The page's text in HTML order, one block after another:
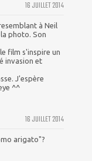
16 JUILLET 2014
à Neil
photo. Son
film s'inspire un
invasion et
J'espère
^^
16 JUILLET 2014
arigato"?